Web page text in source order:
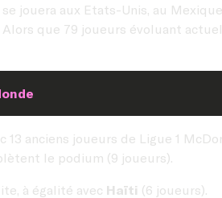
jouera aux Etats-Unis, au
que 79 joueurs évoluant
anciens joueurs de Ligue 1
le podium (9 joueurs).
à égalité avec Haïti (6 joueurs).